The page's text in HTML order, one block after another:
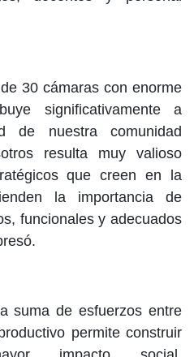
30 cámaras con enorme
significativamente a
de nuestra comunidad
resulta muy valioso
que creen en la
la importancia de
funcionales y adecuados
suma de esfuerzos entre
permite construir